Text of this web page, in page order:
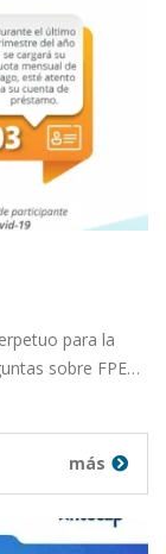
para la
sobre FPE…
más